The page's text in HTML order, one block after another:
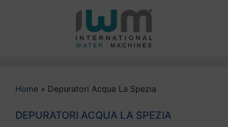
Home » Depuratori Acqua La Spezia
DEPURATORI ACQUA LA SPEZIA